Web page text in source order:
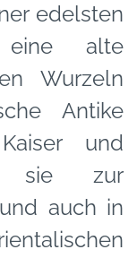
edelsten
alte
Wurzeln
Antike
und
sie zur
auch in